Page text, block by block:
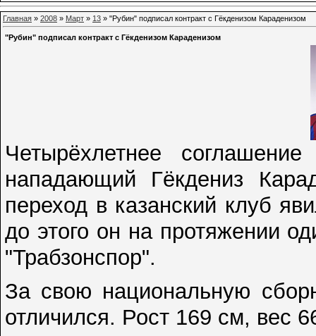
Главная » 2008 » Март » 13 » "Рубин" подписал контракт с Гёкденизом Караденизом
"Рубин" подписал контракт с Гёкденизом Караденизом
Четырёхлетнее
нападающий Гёкдениз
переход в казанский клуб
до этого он на протяжении
"Трабзонспор".
За свою национальную
отличился. Рост 169 см, вес